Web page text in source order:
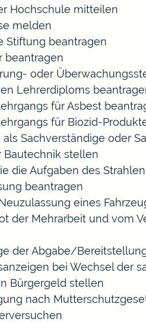
Hochschule mitteilen
melden
Stiftung beantragen
beantragen
oder
Lehrerdiploms
für Asbest
für Biozid-
Sachverständige oder
Bautechnik stellen
die Aufgaben des
beantragen
eines
der Mehrarbeit und vom
der Abgabe/
bei Wechsel der
Bürgergeld stellen
nach